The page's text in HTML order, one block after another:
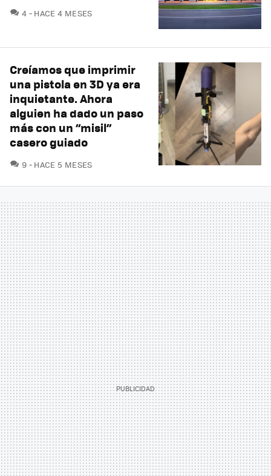
4 COMENTARIOS
HACE 4 MESES
Creíamos que imprimir
una pistola en 3D ya era
inquietante. Ahora
alguien ha dado un paso
más con un “misil”
casero guiado
9 COMENTARIOS
HACE 5 MESES